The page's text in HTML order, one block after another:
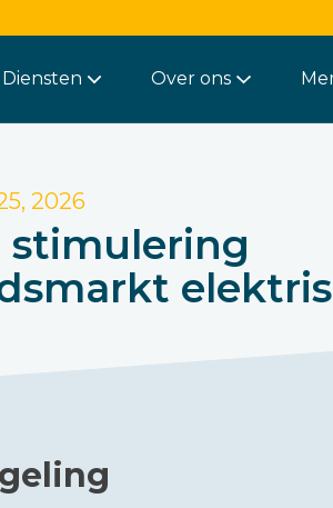
Diensten Over ons
2026
stimulering